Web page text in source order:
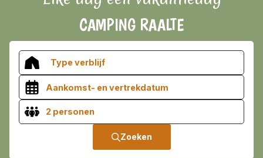
CAMPING RAALTE
Type verblijf
2 personen
Zoeken